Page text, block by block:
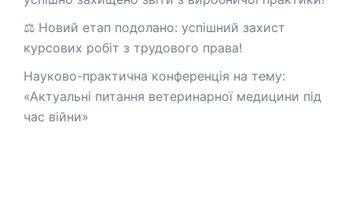
⚖️ Новий етап подолано: успішний захист
курсових робіт з трудового права!
Науково-практична конференція на тему:
«Актуальні питання ветеринарної медицини під
час війни»